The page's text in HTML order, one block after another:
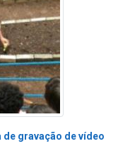
de gravação de vídeo